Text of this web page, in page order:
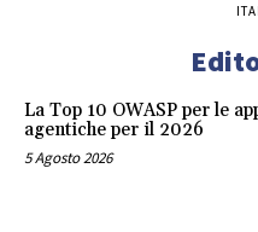
La Top 10 OWASP per le
agentiche per il 2026
5 Agosto 2026